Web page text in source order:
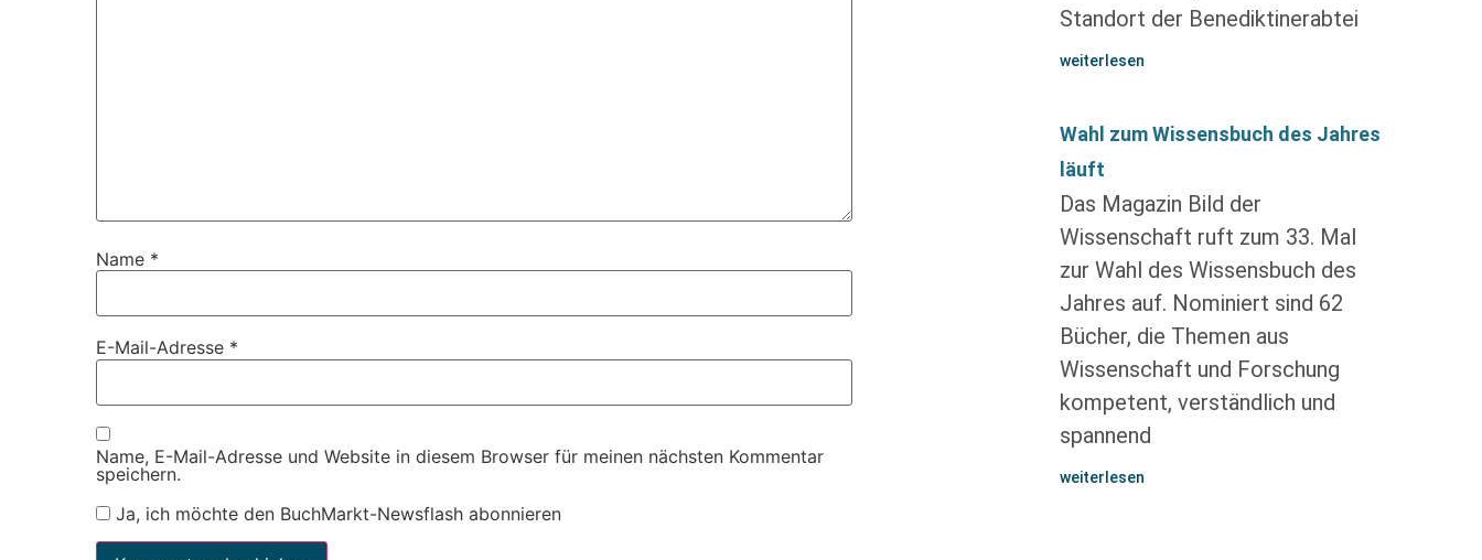
Name *
E-Mail-Adresse *
Name, E-Mail-Adresse und Website in diesem Browser für meinen nächsten Kommentar
speichern.
Ja, ich möchte den BuchMarkt-Newsflash abonnieren
Standort der Benediktinerabtei
weiterlesen
Wahl zum Wissensbuch des Jahres
läuft
Das Magazin Bild der
Wissenschaft ruft zum 33. Mal
zur Wahl des Wissensbuch des
Jahres auf. Nominiert sind 62
Bücher, die Themen aus
Wissenschaft und Forschung
kompetent, verständlich und
spannend
weiterlesen